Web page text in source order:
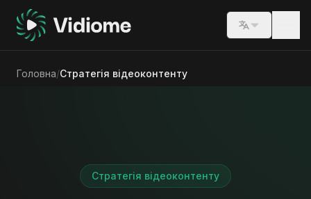
Switch
Головна/Стратегія відеоконтенту
Стратегія відеоконтенту